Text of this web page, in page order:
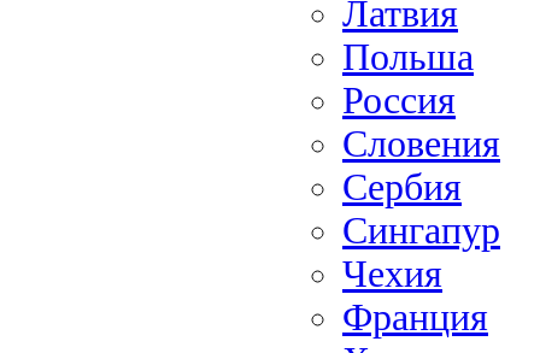
Латвия
Польша
Россия
Словения
Сербия
Сингапур
Чехия
Франция